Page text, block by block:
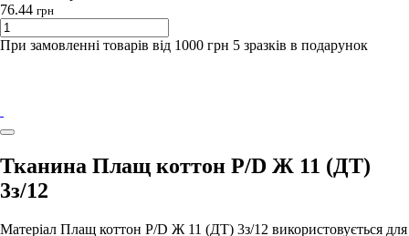
76.44 грн
При замовленні товарів від 1000 грн 5 зразків в подарунок
Тканина Плащ коттон P/D Ж 11 (ДТ)
3з/12
Матеріал Плащ коттон P/D Ж 11 (ДТ) 3з/12 використовується для